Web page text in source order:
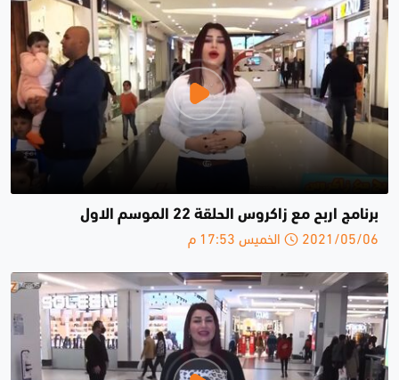
برنامج اربح مع زاكروس الحلقة 22 الموسم الاول
2021/05/06 الخميس 17:53 م